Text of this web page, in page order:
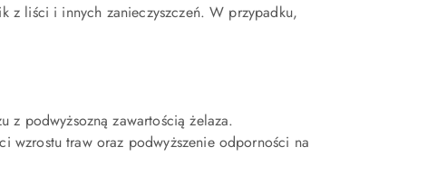
z liści i innych zanieczyszczeń. W przypadku,
z podwyżsozną zawartością żelaza.
wzrostu traw oraz podwyższenie odporności na